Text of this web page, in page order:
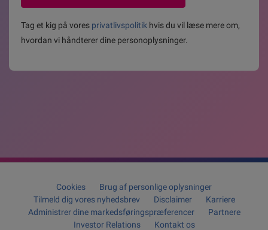
Tag et kig på vores privatlivspolitik hvis du vil læse mere om,
hvordan vi håndterer dine personoplysninger.
Cookies
Brug af personlige oplysninger
Tilmeld dig vores nyhedsbrev
Disclaimer
Karriere
Administrer dine markedsføringspræferencer
Partnere
Investor Relations
Kontakt os